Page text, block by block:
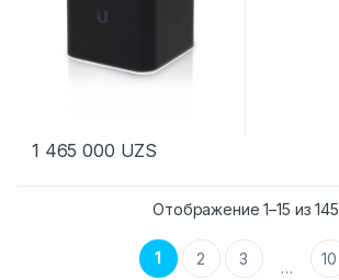
1 465 000 UZS
Отображение 1–15 из 145
1 2 3 … 10